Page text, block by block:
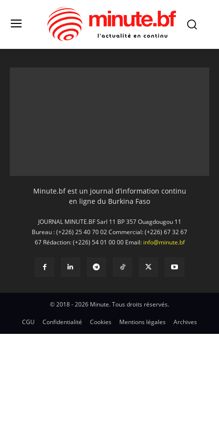
Minute.bf est un journal d’information continu
en ligne du Burkina Faso
JOURNAL MINUTE.BF Sarl 11 BP 357 Ouagdougou 11
Bureau : (+226) 25 40 70 02 Commercial: (+226) 67 32 67
67 Rédaction: (+226) 54 01 00 00 Email: info@minute.bf
© 2018 - 2026 Minute. Tous droits réservés.
CGU Confidentialité Cookies Mentions légales Archives